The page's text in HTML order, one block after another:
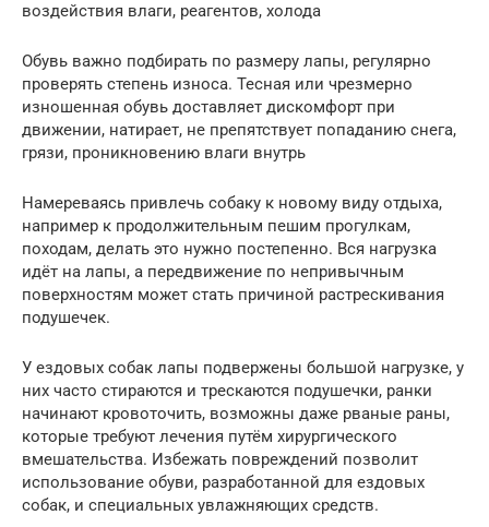
воздействия влаги, реагентов, холода
Обувь важно подбирать по размеру лапы, регулярно
проверять степень износа. Тесная или чрезмерно
изношенная обувь доставляет дискомфорт при
движении, натирает, не препятствует попаданию снега,
грязи, проникновению влаги внутрь
Намереваясь привлечь собаку к новому виду отдыха,
например к продолжительным пешим прогулкам,
походам, делать это нужно постепенно. Вся нагрузка
идёт на лапы, а передвижение по непривычным
поверхностям может стать причиной растрескивания
подушечек.
У ездовых собак лапы подвержены большой нагрузке, у
них часто стираются и трескаются подушечки, ранки
начинают кровоточить, возможны даже рваные раны,
которые требуют лечения путём хирургического
вмешательства. Избежать повреждений позволит
использование обуви, разработанной для ездовых
собак, и специальных увлажняющих средств.